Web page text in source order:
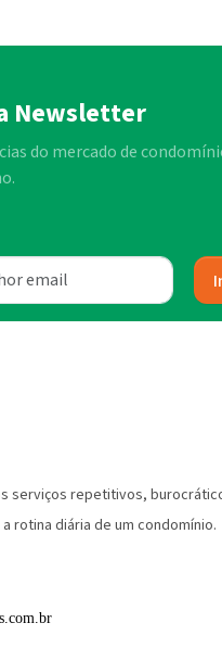
Newsletter
do mercado de
serviços repetitivos,
rotina diária de um condomínio.